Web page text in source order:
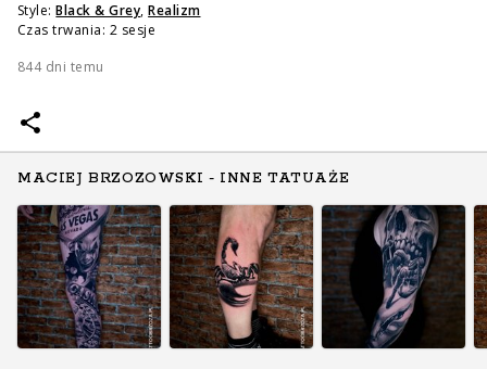
Style: Black & Grey,Realizm
Czas trwania: 2 sesje
844 dni temu
MACIEJ BRZOZOWSKI - INNE TATUAŻE